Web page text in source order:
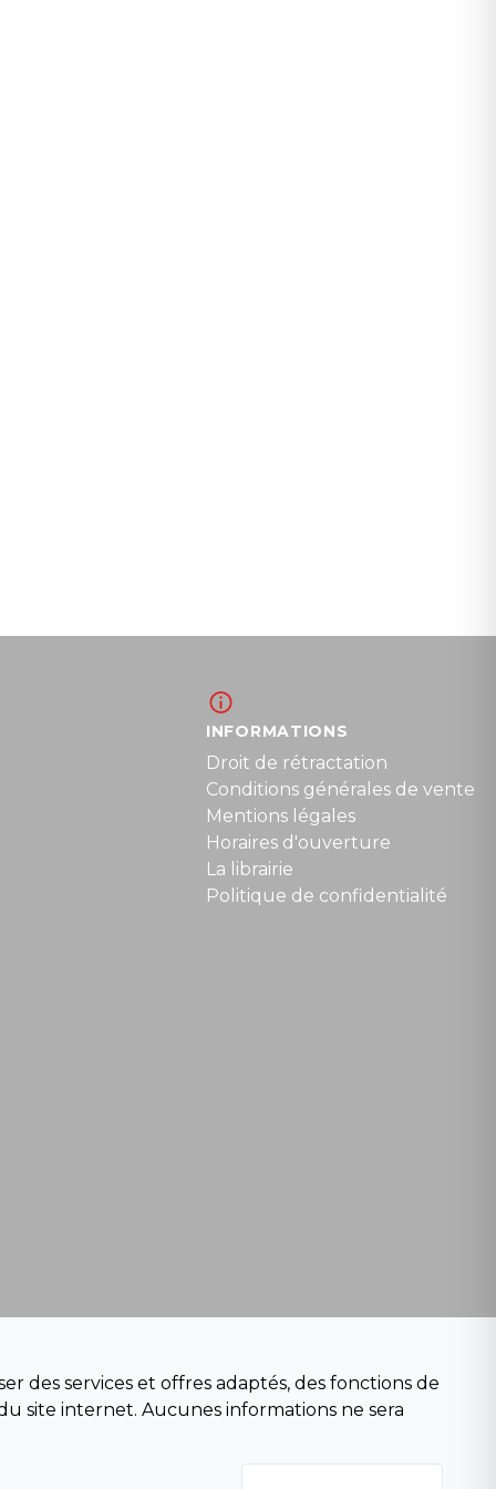
INFORMATIONS
Droit de rétractation
Conditions générales de vente
Mentions légales
Horaires d'ouverture
La librairie
Politique de confidentialité
des services et offres adaptés, des fonctions de
site internet. Aucunes informations ne sera